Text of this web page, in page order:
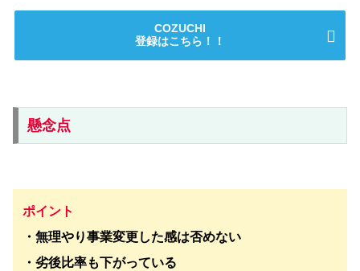
COZUCHI
登録はこちら！！
懸念点
ポイント
・無理やり事業変更した感は否めない
・劣後比率も下がっている